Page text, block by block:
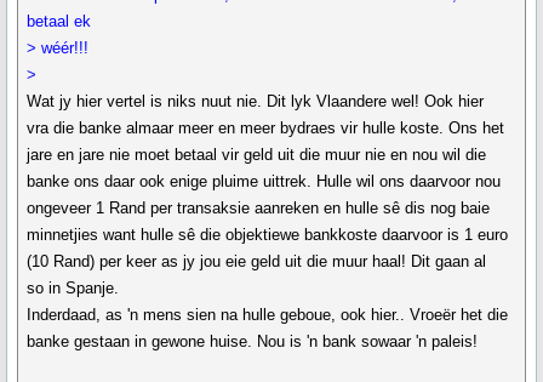
betaal ek
> wéér!!!
>
Wat jy hier vertel is niks nuut nie. Dit lyk Vlaandere wel! Ook hier
vra die banke almaar meer en meer bydraes vir hulle koste. Ons het
jare en jare nie moet betaal vir geld uit die muur nie en nou wil die
banke ons daar ook enige pluime uittrek. Hulle wil ons daarvoor nou
ongeveer 1 Rand per transaksie aanreken en hulle sê dis nog baie
minnetjies want hulle sê die objektiewe bankkoste daarvoor is 1 euro
(10 Rand) per keer as jy jou eie geld uit die muur haal! Dit gaan al
so in Spanje.
Inderdaad, as 'n mens sien na hulle geboue, ook hier.. Vroeër het die
banke gestaan in gewone huise. Nou is 'n bank sowaar 'n paleis!